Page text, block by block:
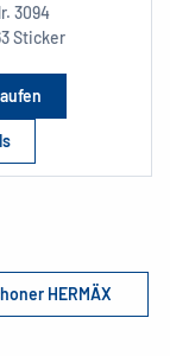
3094
Sticker
HERMÄX